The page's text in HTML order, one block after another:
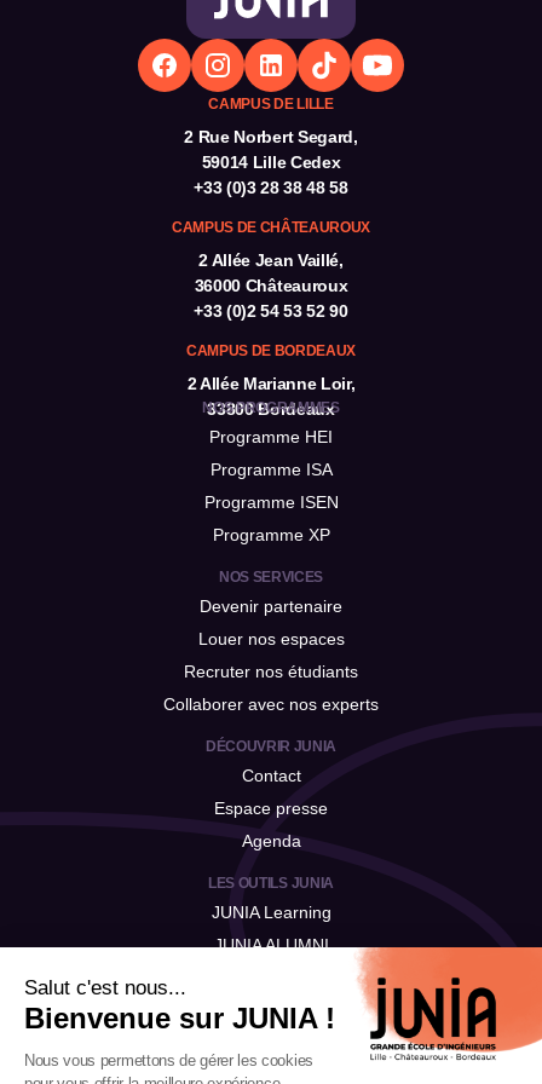
Salut c'est nous...
Bienvenue sur JUNIA !
Nous vous permettons de gérer les cookies
Concrètement, vous suivez pendant deux ans une
prépa classique (type MPSI, PCSI…), avec un
rythme académique soutenu et des bases solides
en mathématiques, physique et sciences de
La particularité d’une CPGE associée réside dans le
cycle ingénieur (notamment HEI ou ISEN selon la
prépa), avec une entréesans concours
restez en contact avec l’école
vous pouvez également présenter les concours
d’autres grandes écoles si vous le souhaitez
C’est un choix adapté si vous recherchez une
formation structurée, centrée sur les fondamentaux
scientifiques, tout en gardant plusieurs possibilités
pour la suite de votre parcours.
CAMPUS DE LILLE
2 Rue Norbert Segard,
59014 Lille Cedex
+33 (0)3 28 38 48 58
CAMPUS DE CHÂTEAUROUX
2 Allée Jean Vaillé,
36000 Châteauroux
+33 (0)2 54 53 52 90
CAMPUS DE BORDEAUX
2 Allée Marianne Loir,
33800 Bordeaux
NOS PROGRAMMES
Programme HEI
Programme ISA
Programme ISEN
Programme XP
NOS SERVICES
Devenir partenaire
Louer nos espaces
Recruter nos étudiants
Collaborer avec nos experts
DÉCOUVRIR JUNIA
Contact
Espace presse
Agenda
LES OUTILS JUNIA
JUNIA Learning
JUNIA ALUMNI